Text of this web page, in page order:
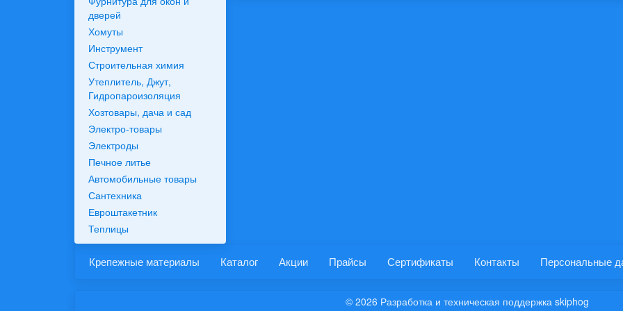
дверей
Хомуты
Инструмент
Строительная химия
Утеплитель, Джут,
Гидропароизоляция
Хозтовары, дача и сад
Электро-товары
Электроды
Печное литье
Автомобильные товары
Сантехника
Евроштакетник
Теплицы
Крепежные материалы Каталог Акции Прайсы Сертификаты Контакты Персональные
© 2026 Разработка и техническая поддержка skiphog